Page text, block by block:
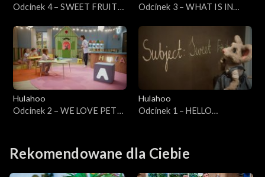
Odcinek 4 – SWEET FRUITS
Odcinek 3 – WHAT IS IN
Twojej szafie?
Hulahoo
Odcinek 2 – WE LOVE PETS,
Hulahoo
Odcinek 1 – HELLO
Rekomendowane dla Ciebie